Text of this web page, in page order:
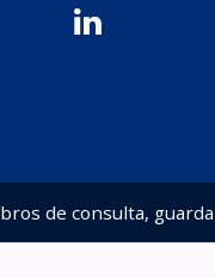
de consulta,